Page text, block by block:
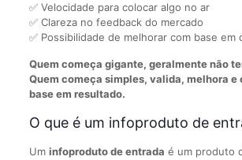
✅ Velocidade para colocar algo no ar
✅ Clareza no feedback do mercado
✅ Possibilidade de melhorar com base em
Quem começa gigante, geralmente não
Quem começa simples, valida, melhora e
base em resultado.
O que é um infoproduto de
Um infoproduto de entrada é um produto